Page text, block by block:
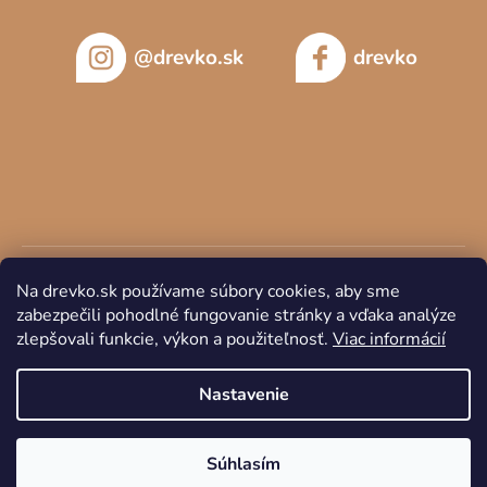
Na drevko.sk používame súbory cookies, aby sme
zabezpečili pohodlné fungovanie stránky a vďaka analýze
zlepšovali funkcie, výkon a použiteľnosť. Viac informácií
Nastavenie
Súhlasím
@drevko.sk drevko
Vytvoril Shoptet